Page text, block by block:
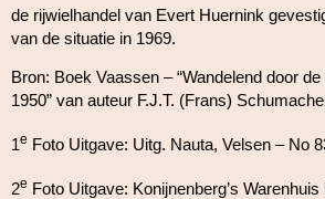
de rijwielhandel van Evert Huernink
van de situatie in 1969.
Bron: Boek Vaassen – “Wandelend door
1950” van auteur F.J.T. (Frans)
1e Foto Uitgave: Uitg. Nauta, Velsen – No
2e Foto Uitgave: Konijnenberg’s